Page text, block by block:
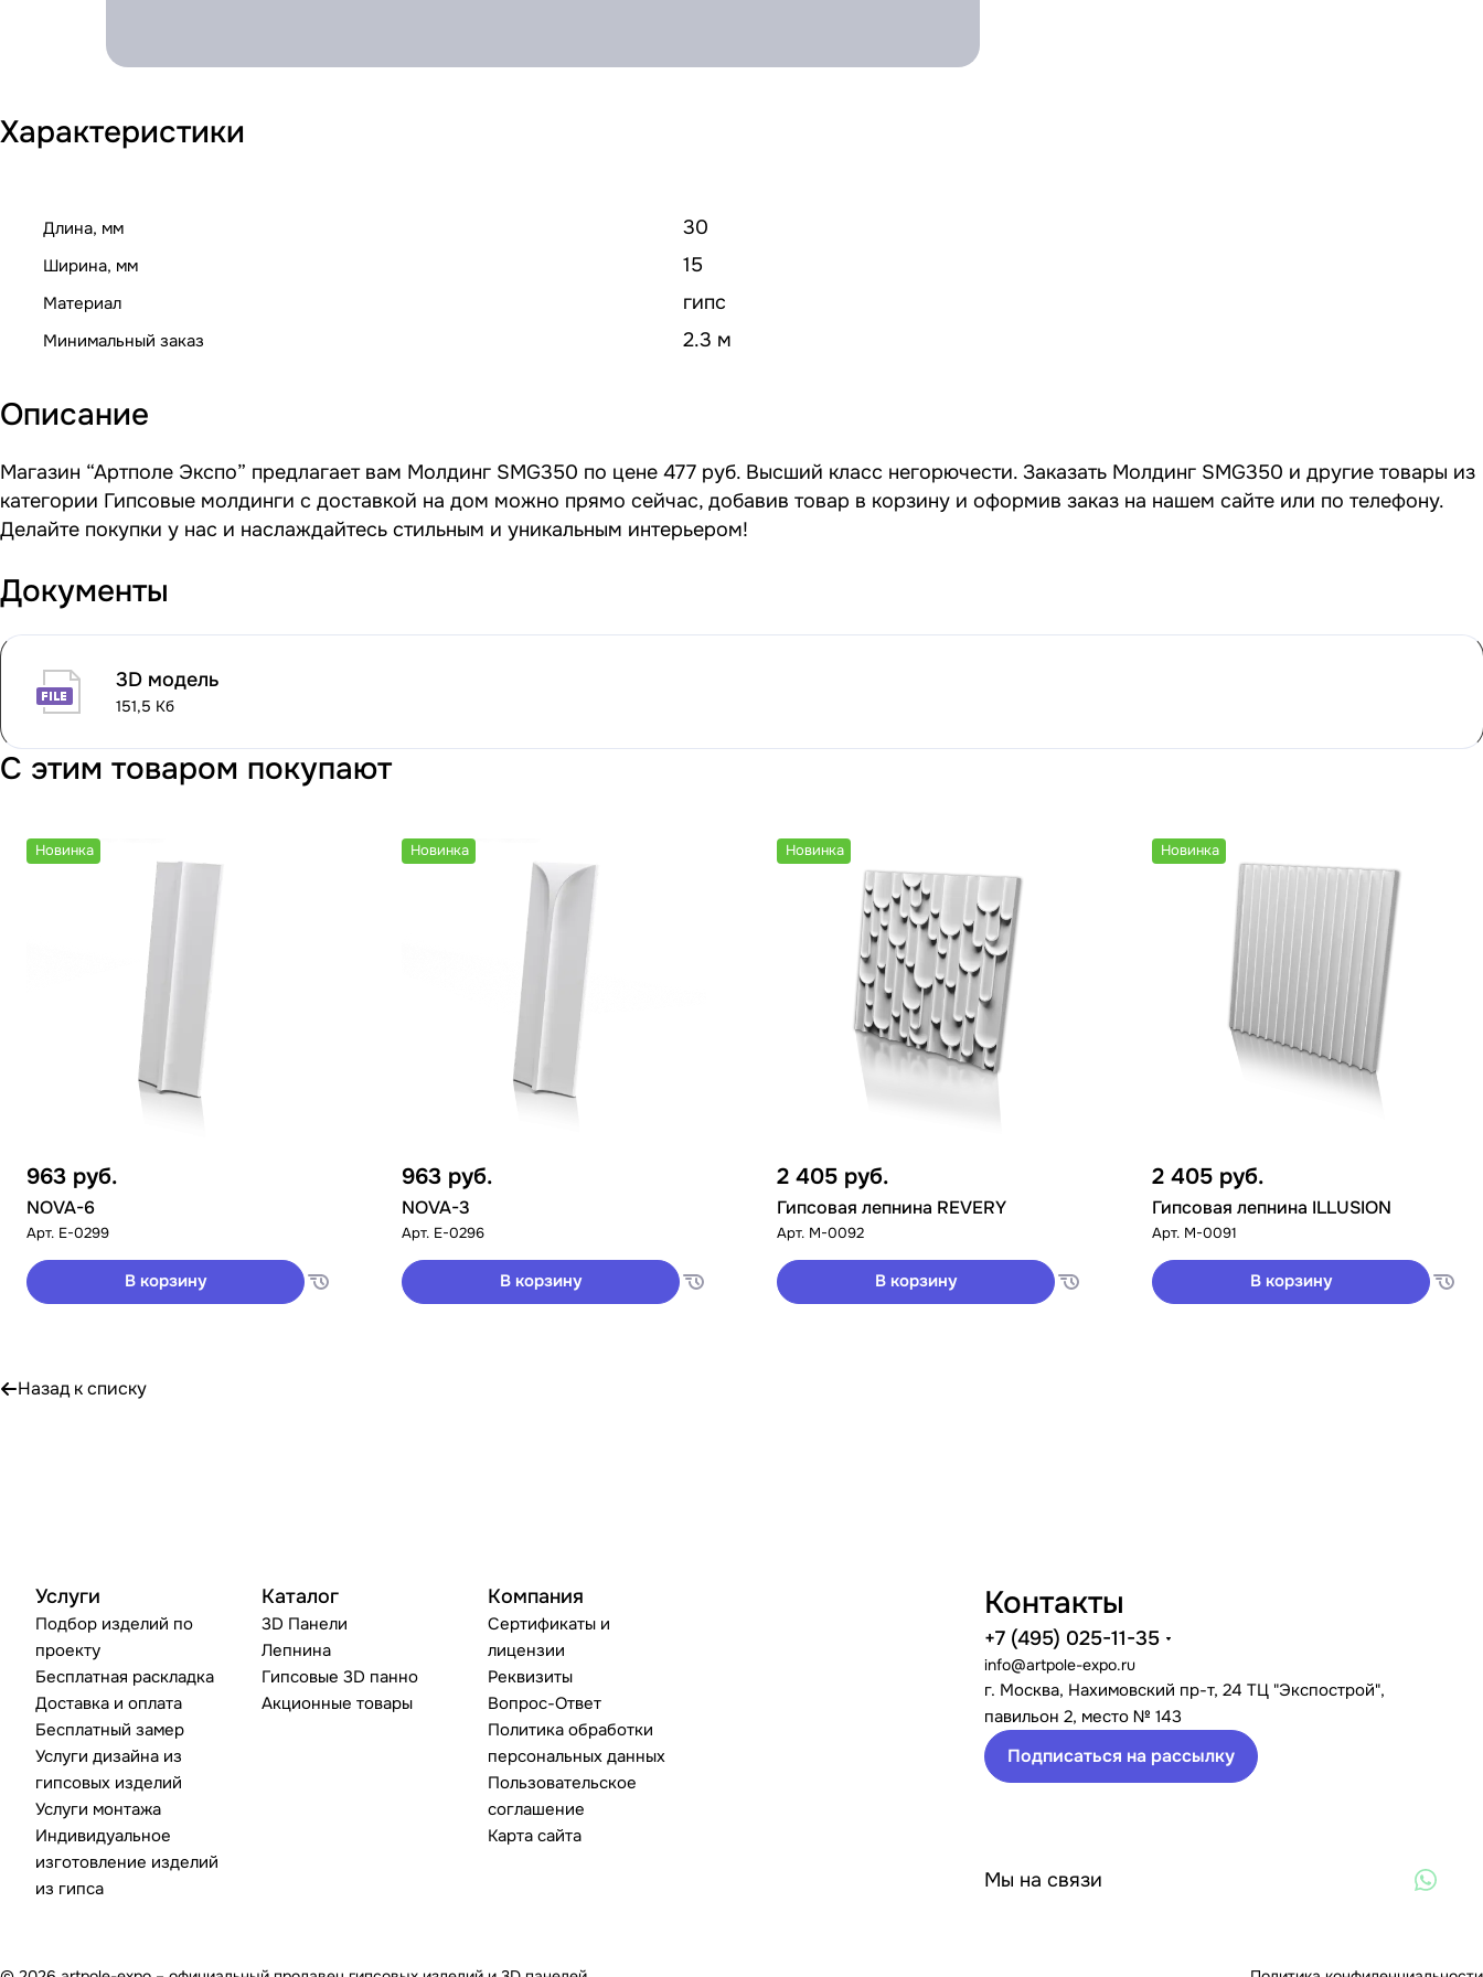
Характеристики
Длина, мм 30
Ширина, мм 15
Материал гипс
Минимальный заказ 2.3 м
Описание
Магазин “Артполе Экспо” предлагает вам Молдинг SMG350 по цене 477 руб. Высший класс негорючести. Заказать Молдинг SMG350 и другие товары из
категории Гипсовые молдинги с доставкой на дом можно прямо сейчас, добавив товар в корзину и оформив заказ на нашем сайте или по телефону.
Делайте покупки у нас и наслаждайтесь стильным и уникальным интерьером!
Документы
3D модель
151,5 Кб
С этим товаром покупают
Новинка
963 руб.
NOVA-6
Арт. E-0299
В корзину
Новинка
963 руб.
NOVA-3
Арт. E-0296
В корзину
Новинка
2 405 руб.
Гипсовая лепнина REVERY
Арт. M-0092
В корзину
Новинка
2 405 руб.
Гипсовая лепнина ILLUSION
Арт. M-0091
В корзину
Назад к списку
Услуги
Подбор изделий по
проекту
Бесплатная раскладка
Доставка и оплата
Бесплатный замер
Услуги дизайна из
гипсовых изделий
Услуги монтажа
Индивидуальное
изготовление изделий
из гипса
Каталог
3D Панели
Лепнина
Гипсовые 3D панно
Акционные товары
Компания
Сертификаты и
лицензии
Реквизиты
Вопрос-Ответ
Политика обработки
персональных данных
Пользовательское
соглашение
Карта сайта
Контакты
+7 (495) 025-11-35
info@artpole-expo.ru
г. Москва, Нахимовский пр-т, 24 ТЦ "Экспострой",
павильон 2, место № 143
Подписаться на рассылку
Мы на связи